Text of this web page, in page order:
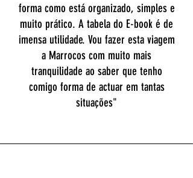
forma como está organizado, simples e
muito prático. A tabela do E-book é de
imensa utilidade. Vou fazer esta viagem
a Marrocos com muito mais
tranquilidade ao saber que tenho
comigo forma de actuar em tantas
situações"